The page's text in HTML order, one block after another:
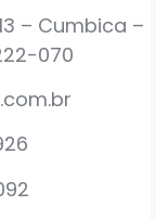
– Cumbica –
070